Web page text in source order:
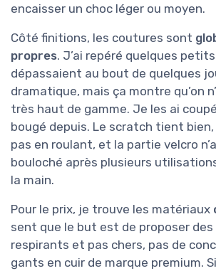
encaisser un choc léger ou moyen.
Côté finitions, les coutures sont
propres. J’ai repéré quelques
dépassaient au bout de quelques
dramatique, mais ça montre qu’on
très haut de gamme. Je les ai
bougé depuis. Le scratch tient bien,
pas en roulant, et la partie velcro
bouloché après plusieurs
la main.
Pour le prix, je trouve les matériaux
sent que le but est de proposer
respirants et pas chers, pas de
gants en cuir de marque premium.